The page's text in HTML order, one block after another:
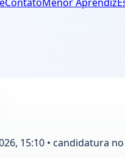
15:10 • candidatura